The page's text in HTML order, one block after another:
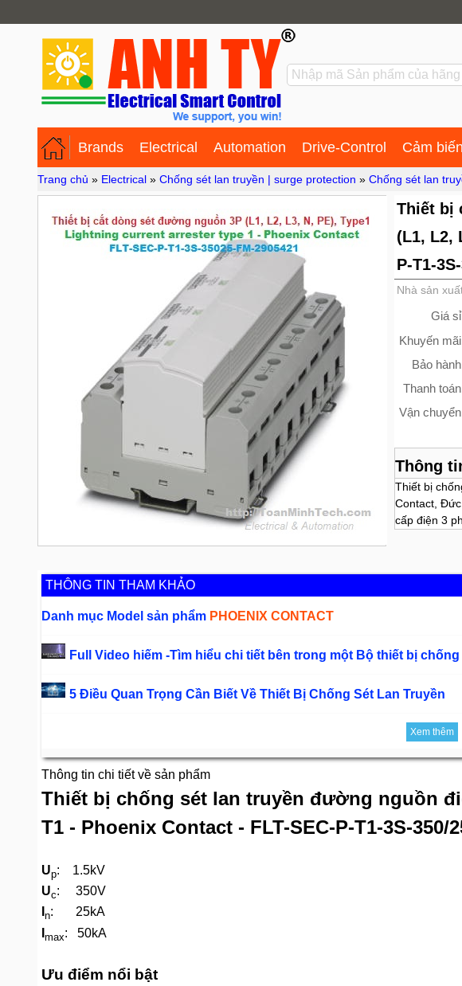
Brands Electrical Automation Drive-Control Cảm biến
Trang chủ » Electrical » Chống sét lan truyền | surge protection » Chống sét lan
Thiết bị
(L1, L2,
P-T1-
Nhà sản
Giá
Khuyến
Bảo
Thanh
Vận
Thông
Thiết bị
Contact,
cấp điện 3
THÔNG TIN THAM KHẢO
Danh mục Model sản phẩm PHOENIX CONTACT
Full Video hiếm -Tìm hiểu chi tiết bên trong một Bộ thiết bị
5 Điều Quan Trọng Cần Biết Về Thiết Bị Chống Sét Lan Truyền
Xem thêm
Thông tin chi tiết về sản phẩm
Thiết bị chống sét lan truyền đường nguồn
T1 - Phoenix Contact - FLT-SEC-P-T1-3S-350/
Up: 1.5kV
Uc: 350V
n: 25kA
max: 50kA
Ưu điểm nổi bật